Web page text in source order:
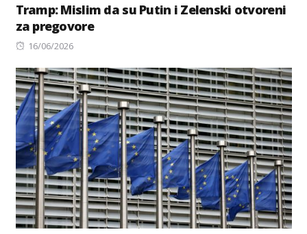
Tramp: Mislim da su Putin i Zelenski otvoreni
za pregovore
Posted
16/06/2026